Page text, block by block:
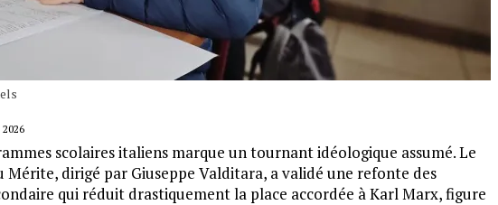
scolaires italiens marque un tournant idéologique assumé. Le
dirigé par Giuseppe Valditara, a validé une refonte des
qui réduit drastiquement la place accordée à Karl Marx, figure